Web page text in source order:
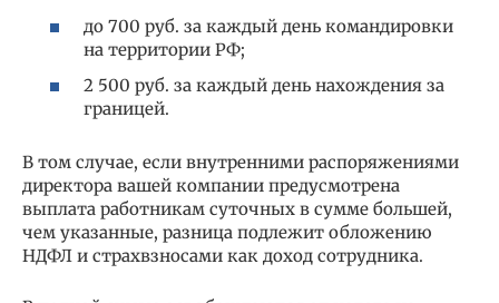
до 700 руб. за каждый день командировки
на территории РФ;
2 500 руб. за каждый день нахождения за
границей.
В том случае, если внутренними распоряжениями
директора вашей компании предусмотрена
выплата работникам суточных в сумме большей,
чем указанные, разница подлежит обложению
НДФЛ и страхвзносами как доход сотрудника.